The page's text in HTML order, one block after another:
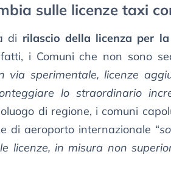
sulle licenze taxi
di rilascio della licenza per
i Comuni che non sono
via sperimentale, licenze
lo straordinario
di regione, i comuni
di aeroporto internazionale “
licenze, in misura non